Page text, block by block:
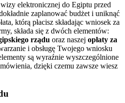
elektronicznej do Egiptu przed
zaplanować budżet i uniknąć
którą płacisz składając wniosek za
składa się z dwóch elementów:
rządu oraz naszej opłaty za
i obsługę Twojego wniosku
są wyraźnie wyszczególnione
dzięki czemu zawsze wiesz